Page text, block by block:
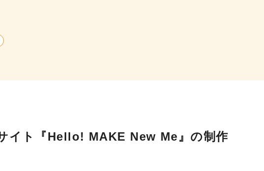
イト『Hello! MAKE New Me』の制作